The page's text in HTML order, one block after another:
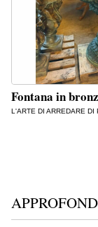
Fontana in
L'ARTE DI ARREDARE DI